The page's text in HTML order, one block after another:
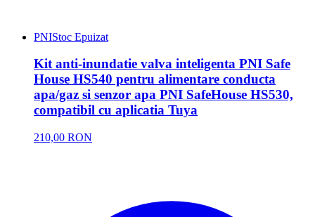
PNIStoc Epuizat
Kit anti-inundatie valva inteligenta PNI Safe
House HS540 pentru alimentare conducta
apa/gaz si senzor apa PNI SafeHouse HS530,
compatibil cu aplicatia Tuya
210,00 RON